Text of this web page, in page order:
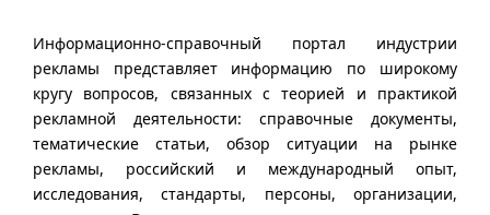
Информационно-справочный портал индустрии
рекламы представляет информацию по широкому
кругу вопросов, связанных с теорией и практикой
рекламной деятельности: справочные документы,
тематические статьи, обзор ситуации на рынке
рекламы, российский и международный опыт,
исследования, стандарты, персоны, организации,